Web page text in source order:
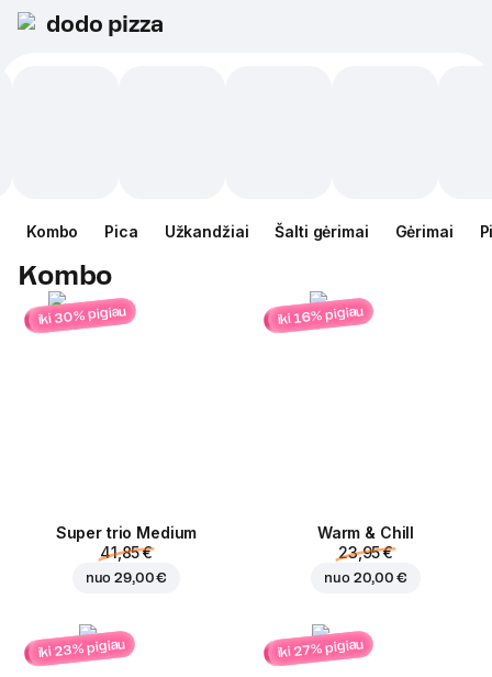
dodo pizza
Kombo Pica Užkandžiai Šalti gėrimai Gėrimai
Kombo
iki 30% pigiau
Super trio Medium
41,85 €
nuo29,00 €
iki 16% pigiau
Warm & Chill
23,95 €
nuo 20,00 €
iki 23% pigiau iki 27% pigiau